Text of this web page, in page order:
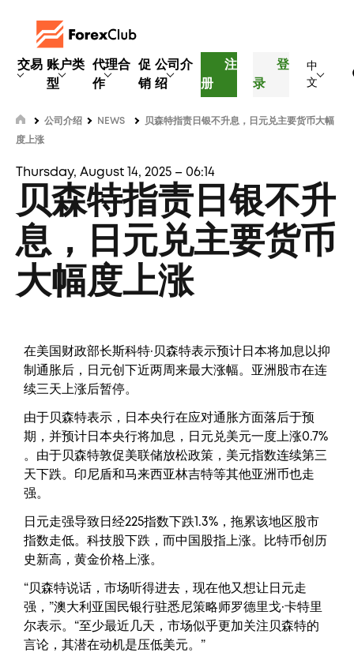
交易 账户类
型
代理合
作
促
销
公司介
绍
注
册
登
录
中
文
公司介绍 NEWS 贝森特指责日银不升息，日元兑主要货币大幅
度上涨
Thursday, August 14, 2025 – 06:14
贝森特指责日银不升
息，日元兑主要货币
大幅度上涨
在美国财政部长斯科特·贝森特表示预计日本将加息以抑
制通胀后，日元创下近两周来最大涨幅。亚洲股市在连
续三天上涨后暂停。
由于贝森特表示，日本央行在应对通胀方面落后于预
期，并预计日本央行将加息，日元兑美元一度上涨0.7%
。由于贝森特敦促美联储放松政策，美元指数连续第三
天下跌。印尼盾和马来西亚林吉特等其他亚洲币也走
强。
日元走强导致日经225指数下跌1.3%，拖累该地区股市
指数走低。科技股下跌，而中国股指上涨。比特币创历
史新高，黄金价格上涨。
“贝森特说话，市场听得进去，现在他又想让日元走
强，”澳大利亚国民银行驻悉尼策略师罗德里戈·卡特里
尔表示。“至少最近几天，市场似乎更加关注贝森特的
言论，其潜在动机是压低美元。”